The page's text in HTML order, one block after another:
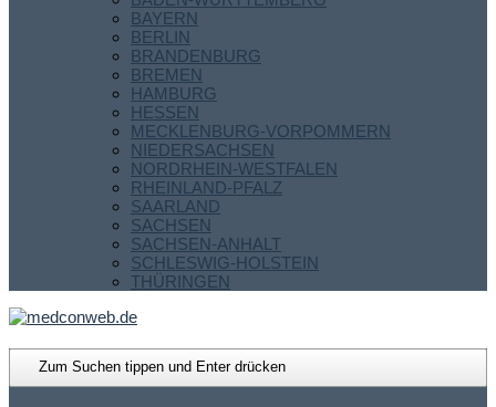
BAYERN
BERLIN
BRANDENBURG
BREMEN
HAMBURG
HESSEN
MECKLENBURG-VORPOMMERN
NIEDERSACHSEN
NORDRHEIN-WESTFALEN
RHEINLAND-PFALZ
SAARLAND
SACHSEN
SACHSEN-ANHALT
SCHLESWIG-HOLSTEIN
THÜRINGEN